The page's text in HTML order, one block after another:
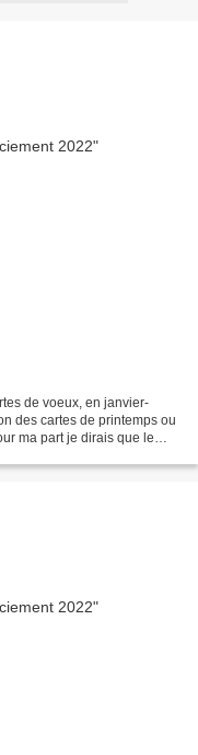
de voeux, en janvier-
des cartes de printemps ou
ma part je dirais que le